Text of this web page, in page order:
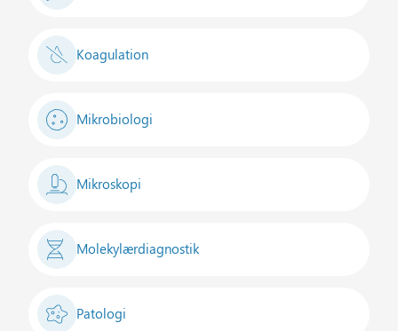
Koagulation
Mikrobiologi
Mikroskopi
Molekylærdiagnostik
Patologi